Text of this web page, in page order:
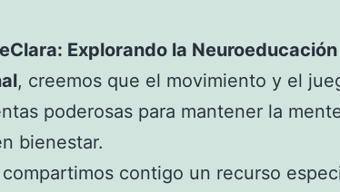
Explorando la
, creemos que el movimiento y el
poderosas para mantener la
bienestar.
contigo un recurso